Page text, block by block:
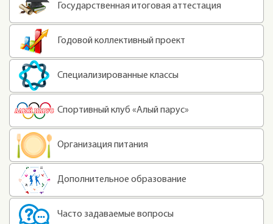
Государственная итоговая аттестация
Годовой коллективный проект
Специализированные классы
Спортивный клуб «Алый парус»
Организация питания
Дополнительное образование
Часто задаваемые вопросы